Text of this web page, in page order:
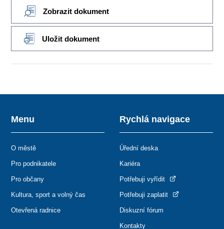
Zobrazit dokument
Uložit dokument
Menu
O městě
Pro podnikatele
Pro občany
Kultura, sport a volný čas
Otevřená radnice
Rychlá navigace
Úřední deska
Kariéra
Potřebuji vyřídit
Potřebuji zaplatit
Diskuzní fórum
Kontakty